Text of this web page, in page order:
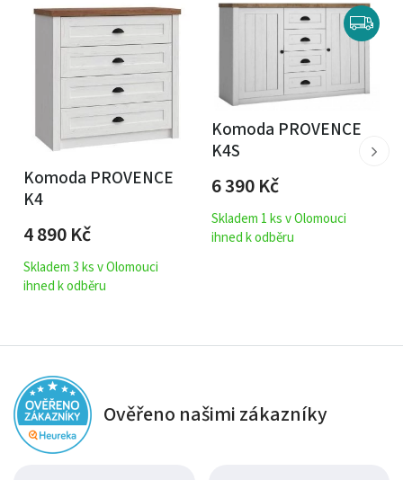
Komoda PROVENCE
K4
4 890Kč
Skladem 3 ks v Olomouci
ihned k odběru
Komoda PROVENCE
K4S
6 390Kč
Skladem 1 ks v Olomouci
ihned k odběru
Ověřeno našimi zákazníky